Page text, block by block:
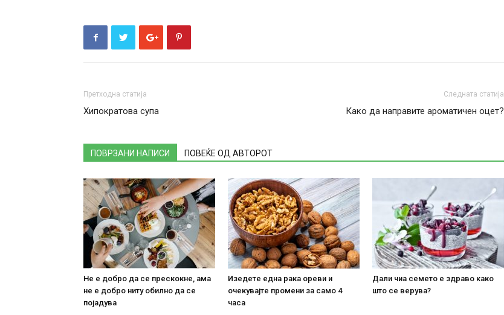
Претходна статија
Хипократова супа
Следната статија
Како да направите ароматичен оцет?
ПОВРЗАНИ НАПИСИ ПОВЕЌЕ ОД АВТОРОТ
Не е добро да се прескокне, ама
не е добро ниту обилно да се
појадува
Изедете една рака ореви и
очекувајте промени за само 4
часа
Дали чиа семето е здраво како
што се верува?